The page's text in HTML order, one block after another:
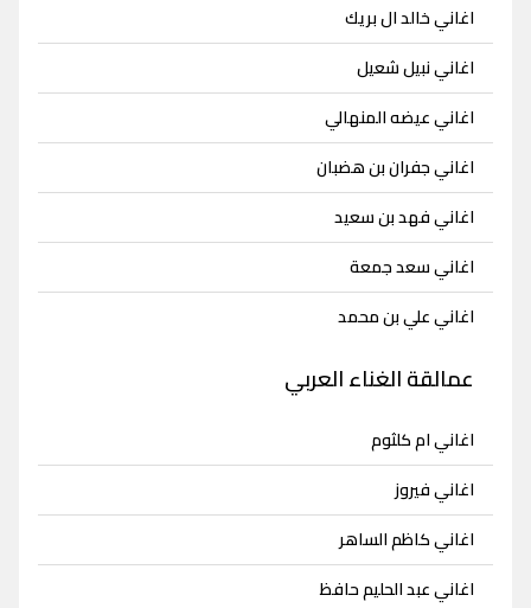
اغاني خالد ال بريك
اغاني نبيل شعيل
اغاني عيضه المنهالي
اغاني جفران بن هضبان
اغاني فهد بن سعيد
اغاني سعد جمعة
اغاني علي بن محمد
عمالقة الغناء العربي
اغاني ام كلثوم
اغاني فيروز
اغاني كاظم الساهر
اغاني عبد الحليم حافظ